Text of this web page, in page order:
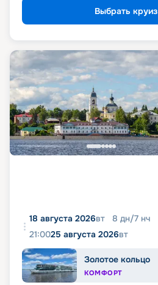
Выбрать круиз
18 августа 2026вт 8 дн/7 нч
21:0025 августа 2026вт
Золотое кольцо
КОМФОРТ